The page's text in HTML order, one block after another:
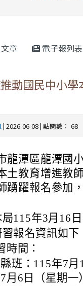
章 電子報列表
動國民中小
| 2026-06-08 | 點閱數： 68
龍潭區龍潭國
土教育增進教
踴躍報名參加
115年3月16
報名資訊如下
時間：
班：115年7月
月6日（星期一